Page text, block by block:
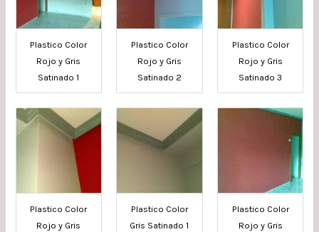
Plastico Color
Rojo y Gris
Satinado 1
Plastico Color
Rojo y Gris
Satinado 2
Plastico Color
Rojo y Gris
Satinado 3
Plastico Color
Rojo y Gris
Plastico Color
Gris Satinado 1
Plastico Color
Rojo y Gris